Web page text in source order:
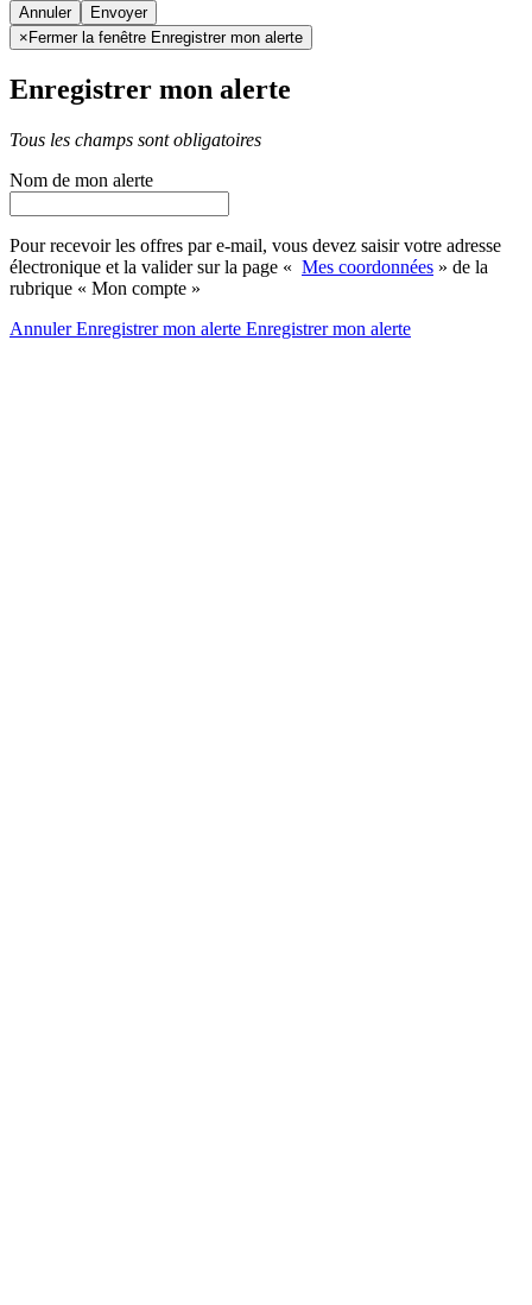
Annuler
× Fermer la fenêtre Enregistrer mon alerte
Enregistrer mon alerte
Tous les champs sont obligatoires
Nom de mon alerte
Pour recevoir les offres par e-mail, vous devez saisir votre adresse
électronique et la valider sur la page « Mes coordonnées » de la
rubrique « Mon compte »
AnnulerEnregistrer mon alerte Enregistrermon alerte